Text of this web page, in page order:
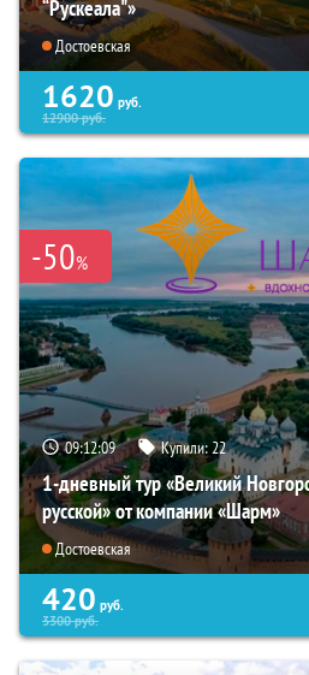
“Рускеала"»
Достоевская
1620 руб.
12900руб.
-50%
09:12:08 Купили:22
1-дневный тур «Великий
русской» от компании «Шарм»
Достоевская
420 руб.
3300руб.